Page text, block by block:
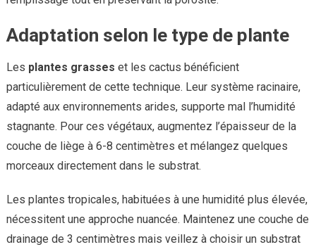
Adaptation selon le type de plante
Les plantes grasses et les cactus bénéficient
particulièrement de cette technique. Leur système racinaire,
adapté aux environnements arides, supporte mal l’humidité
stagnante. Pour ces végétaux, augmentez l’épaisseur de la
couche de liège à 6-8 centimètres et mélangez quelques
morceaux directement dans le substrat.
Les plantes tropicales, habituées à une humidité plus élevée,
nécessitent une approche nuancée. Maintenez une couche de
drainage de 3 centimètres mais veillez à choisir un substrat